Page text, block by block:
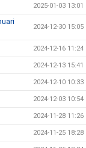
2025-01-03 13:01
2024-12-30 15:05
2024-12-16 11:24
2024-12-13 15:41
2024-12-10 10:33
2024-12-03 10:54
2024-11-28 11:26
2024-11-25 18:28